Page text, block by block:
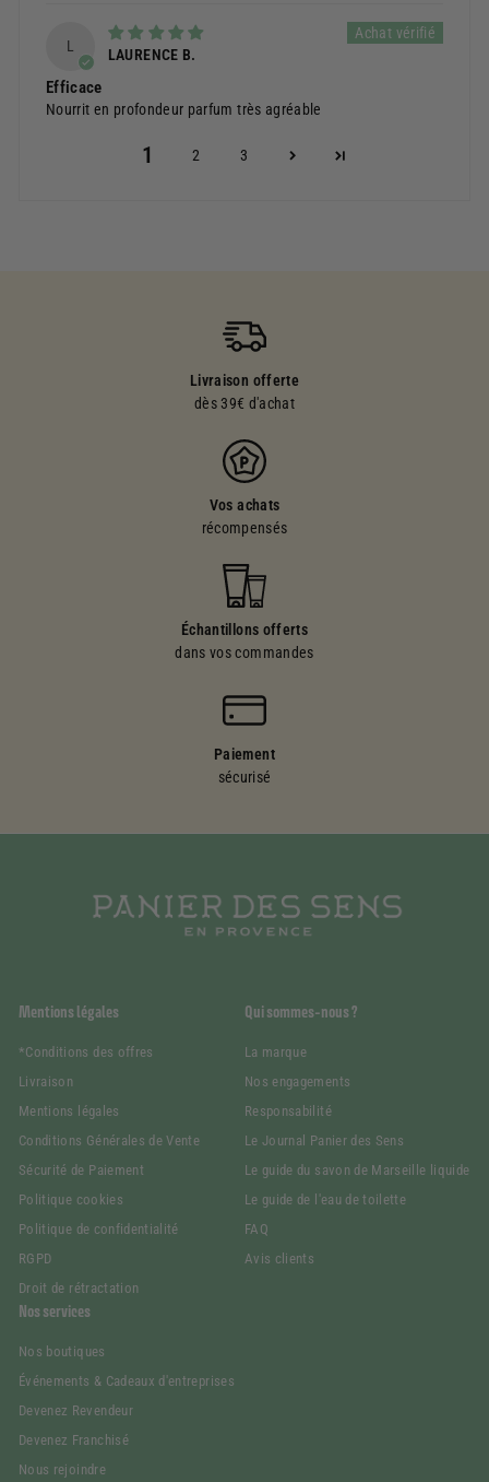
L
LAURENCE B.
Efficace
Nourrit en profondeur parfum très agréable
1 2 3
Livraison offerte
dès 39€ d'achat
Vos achats
récompensés
Échantillons offerts
dans vos commandes
Paiement
sécurisé
Mentions légales
*Conditions des offres
Livraison
Mentions légales
Conditions Générales de Vente
Sécurité de Paiement
Politique cookies
Politique de confidentialité
RGPD
Droit de rétractation
Qui sommes-nous ?
La marque
Nos engagements
Responsabilité
Le Journal Panier des Sens
Le guide du savon de Marseille liquide
Le guide de l'eau de toilette
FAQ
Avis clients
Nos services
Nos boutiques
Événements & Cadeaux d'entreprises
Devenez Revendeur
Devenez Franchisé
Nous rejoindre